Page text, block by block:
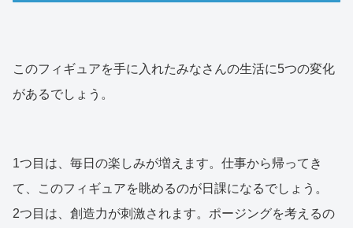
このフィギュアを手に入れたみなさんの生活に5つの変化
があるでしょう。
1つ目は、毎日の楽しみが増えます。仕事から帰ってき
て、このフィギュアを眺めるのが日課になるでしょう。
2つ目は、創造力が刺激されます。ポージングを考えるの